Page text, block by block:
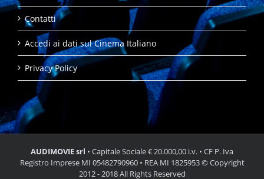
Contatti
Accedi ai dati sul Cinema Italiano
Privacy Policy
AUDIMOVIE srl • Capitale Sociale € 20.000,00 i.v. • CF P. Iva
Registro Imprese MI 05482790960 • REA MI 1825953 © Copyright
2012 - 2018 All Rights Reserved